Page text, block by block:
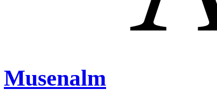
Musenalm